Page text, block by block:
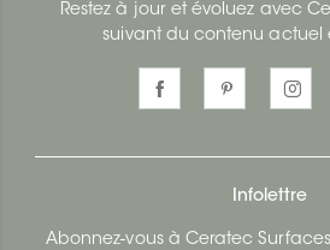
Restez à jour et évoluez avec
suivant du contenu actuel
Infolettre
Abonnez-vous à Ceratec